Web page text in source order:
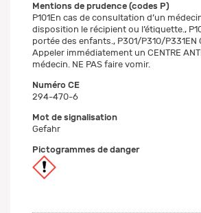
Mentions de prudence (codes P)
P101En cas de consultation d’un
disposition le récipient ou l’étiquette.,
portée des enfants., P301/P310/P331EN
Appeler immédiatement un CENTRE
médecin. NE PAS faire vomir.
Numéro CE
294-470-6
Mot de signalisation
Gefahr
Pictogrammes de danger